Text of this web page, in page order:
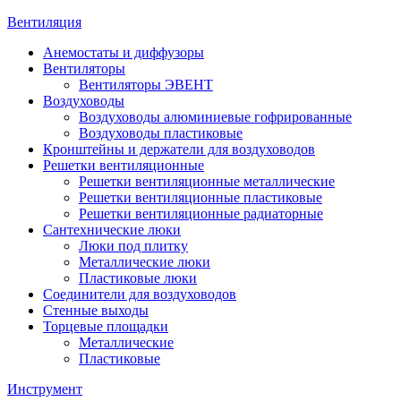
Вентиляция
Анемостаты и диффузоры
Вентиляторы
Вентиляторы ЭВЕНТ
Воздуховоды
Воздуховоды алюминиевые гофрированные
Воздуховоды пластиковые
Кронштейны и держатели для воздуховодов
Решетки вентиляционные
Решетки вентиляционные металлические
Решетки вентиляционные пластиковые
Решетки вентиляционные радиаторные
Сантехнические люки
Люки под плитку
Металлические люки
Пластиковые люки
Соединители для воздуховодов
Стенные выходы
Торцевые площадки
Металлические
Пластиковые
Инструмент